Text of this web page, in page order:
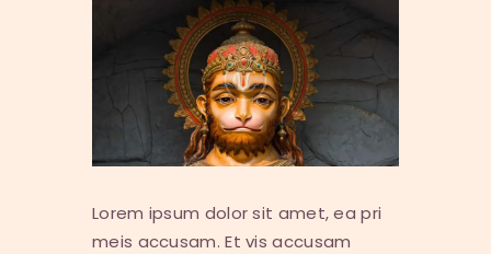
Lorem ipsum dolor sit amet, ea pri
meis accusam. Et vis accusam